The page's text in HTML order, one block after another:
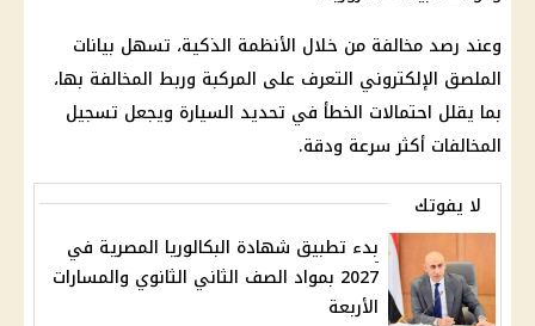
وعند رصد مخالفة من خلال الأنظمة الذكية، تسهل بيانات
الملصق الإلكتروني التعرف على المركبة وربط المخالفة بها،
بما يقلل احتمالات الخطأ في تحديد السيارة ويجعل تسجيل
المخالفات أكثر سرعة ودقة.
لا يفوتك
بدء تطبيق شهادة البكالوريا المصرية في
2027 بمواد الصف الثاني الثانوي والمسارات
الأربعة